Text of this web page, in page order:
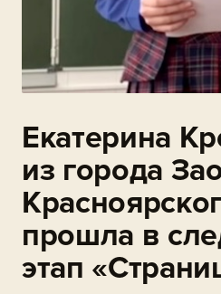
Екатерина
из города
прошла в
этап